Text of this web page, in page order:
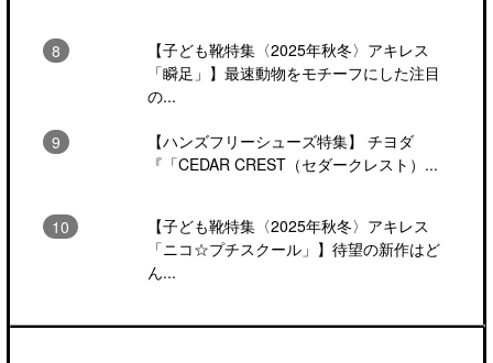
【子ども靴特集〈2025年秋冬〉アキレス
「瞬足」】最速動物をモチーフにした注目
の...
【ハンズフリーシューズ特集】 チヨダ
『「CEDAR CREST（セダークレスト）...
【子ども靴特集〈2025年秋冬〉アキレス
「ニコ☆プチスクール」】待望の新作はど
ん...